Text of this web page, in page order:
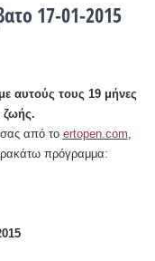
17-01-2015
αυτούς τους 19 μήνες
ζωής.
από το ertopen.com,
πρόγραμμα: